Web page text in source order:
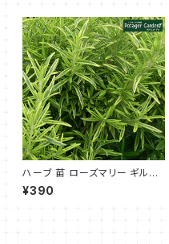
ハーブ 苗 ローズマリー ギルテ
ッド
¥390